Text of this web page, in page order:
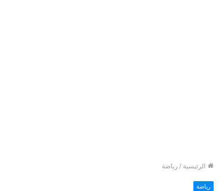
الرئيسية / رياضة
رياضة